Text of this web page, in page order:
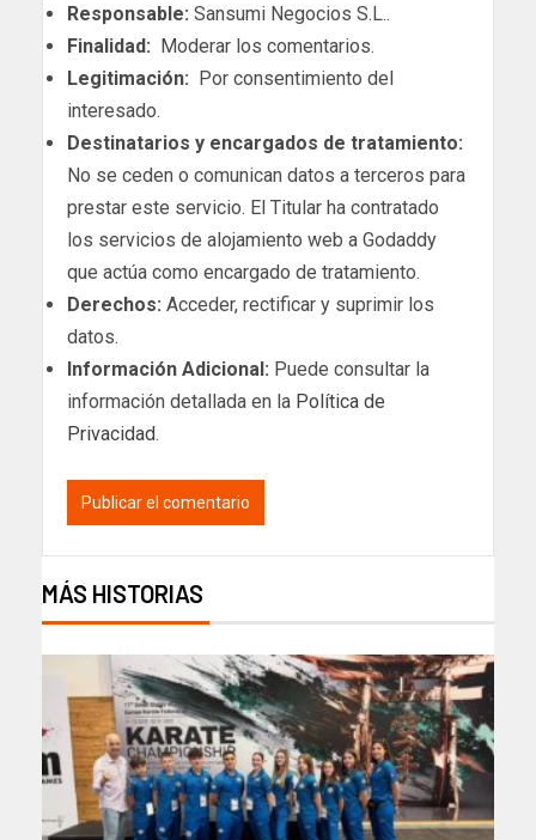
Responsable: Sansumi Negocios S.L..
Finalidad: Moderar los comentarios.
Legitimación: Por consentimiento del
interesado.
Destinatarios y encargados de tratamiento:
No se ceden o comunican datos a terceros para
prestar este servicio. El Titular ha contratado
los servicios de alojamiento web a Godaddy
que actúa como encargado de tratamiento.
Derechos: Acceder, rectificar y suprimir los
datos.
Información Adicional: Puede consultar la
información detallada en la Política de
Privacidad.
MÁS HISTORIAS